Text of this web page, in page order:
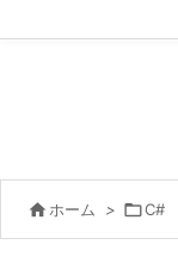
 ホーム > C#